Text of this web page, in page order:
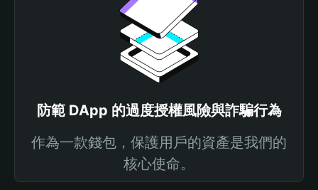
防範 DApp 的過度授權風險與詐騙行為
作為一款錢包，保護用戶的資產是我們的
核心使命。